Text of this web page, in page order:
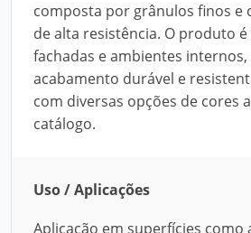
composta por grânulos finos e
de alta resistência. O produto
fachadas e ambientes
acabamento durável e
com diversas opções de cores
catálogo.
Uso / Aplicações
Aplicação em superfícies como